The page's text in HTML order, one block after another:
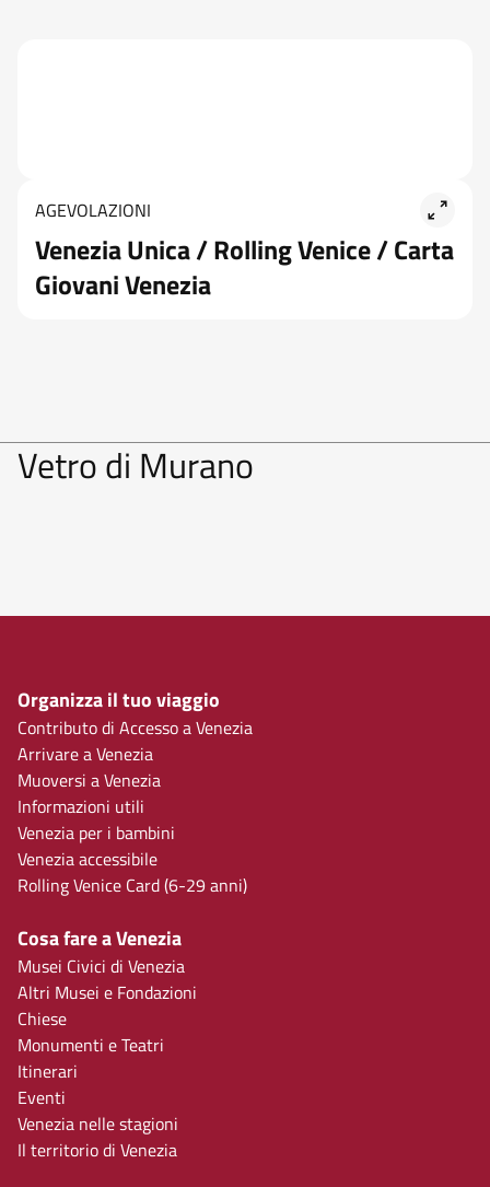
AGEVOLAZIONI
Venezia Unica / Rolling Venice / Carta
Giovani Venezia
Vetro di Murano
Organizza il tuo viaggio
Contributo di Accesso a Venezia
Arrivare a Venezia
Muoversi a Venezia
Informazioni utili
Venezia per i bambini
Venezia accessibile
Rolling Venice Card (6-29 anni)
Cosa fare a Venezia
Musei Civici di Venezia
Altri Musei e Fondazioni
Chiese
Monumenti e Teatri
Itinerari
Eventi
Venezia nelle stagioni
Il territorio di Venezia